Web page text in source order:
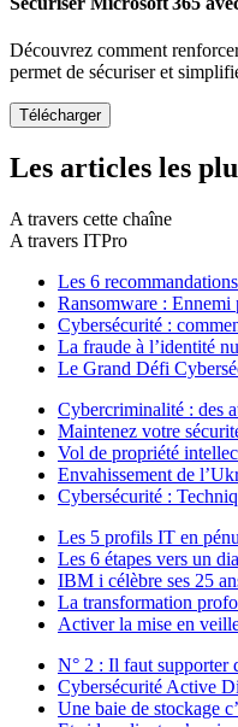
Découvrez comment
permet de sécuriser et
Les articles les
A travers cette chaîne
A travers ITPro
Les 6
Ransomware : Ennemi
Cybersécurité :
La fraude à l’identité
Le Grand Défi
Cybercriminalité : des
Maintenez votre
Vol de propriété
Envahissement de
Cybersécurité :
Les 5 profils IT en
Les 6 étapes vers un
IBM i célèbre ses 25
La transformation
Activer la mise en
N° 2 : Il faut supporter
Cybersécurité Active
Une baie de stockage